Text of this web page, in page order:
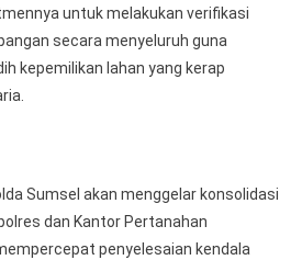
untuk melakukan verifikasi
secara menyeluruh guna
kepemilikan lahan yang kerap
Sumsel akan menggelar konsolidasi
dan Kantor Pertanahan
penyelesaian kendala